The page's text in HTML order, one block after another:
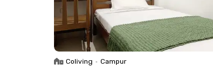
Coliving • Campur